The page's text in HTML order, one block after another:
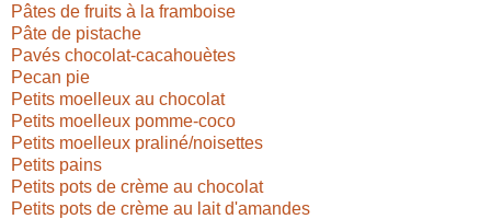
Pâtes de fruits à la framboise
Pâte de pistache
Pavés chocolat-cacahouètes
Pecan pie
Petits moelleux au chocolat
Petits moelleux pomme-coco
Petits moelleux praliné/noisettes
Petits pains
Petits pots de crème au chocolat
Petits pots de crème au lait d'amandes